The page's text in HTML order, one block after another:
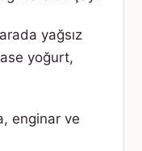
yağsız
yoğurt,
enginar ve